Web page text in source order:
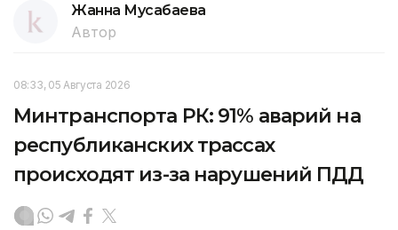
Жанна Мусабаева
Автор
08:33, 05 Августа 2026
Минтранспорта РК: 91% аварий на
республиканских трассах
происходят из-за нарушений ПДД